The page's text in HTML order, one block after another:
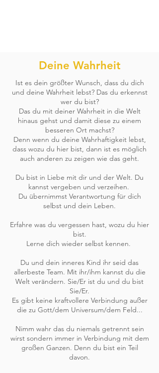
Deine Wahrheit
Ist es dein größter Wunsch, dass du dich
und deine Wahrheit lebst? Das du erkennst
wer du bist?
Das du mit deiner Wahrheit in die Welt
hinaus gehst und damit diese zu einem
besseren Ort machst?
Denn wenn du deine Wahrhaftigkeit lebst,
dass wozu du hier bist, dann ist es möglich
auch anderen zu zeigen wie das geht.
Du bist in Liebe mit dir und der Welt. Du
kannst vergeben und verzeihen.
Du übernimmst Verantwortung für dich
selbst und dein Leben.
Erfahre was du vergessen hast, wozu du hier
bist.
Lerne dich wieder selbst kennen.
Du und dein inneres Kind ihr seid das
allerbeste Team. Mit ihr/ihm kannst du die
Welt verändern. Sie/Er ist du und du bist
Sie/Er.
Es gibt keine kraftvollere Verbindung außer
die zu Gott/dem Universum/dem Feld...
Nimm wahr das du niemals getrennt sein
wirst sondern immer in Verbindung mit dem
großen Ganzen. Denn du bist ein Teil
davon.